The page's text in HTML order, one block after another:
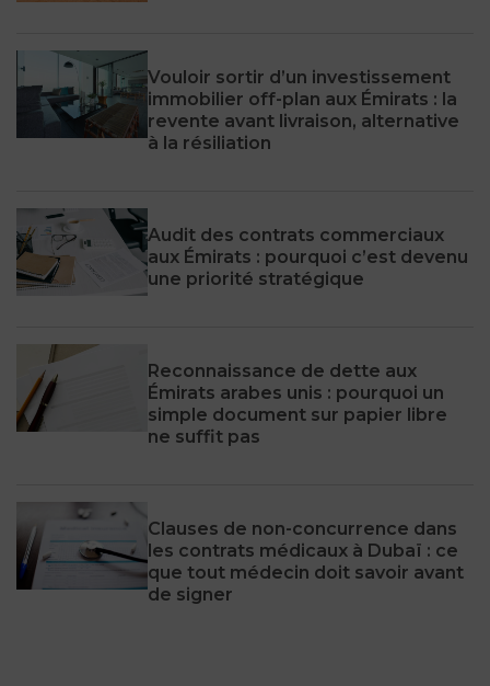
Vouloir sortir d’un investissement
immobilier off-plan aux Émirats : la
revente avant livraison, alternative
à la résiliation
Audit des contrats commerciaux
aux Émirats : pourquoi c’est devenu
une priorité stratégique
Reconnaissance de dette aux
Émirats arabes unis : pourquoi un
simple document sur papier libre
ne suffit pas
Clauses de non-concurrence dans
les contrats médicaux à Dubaï : ce
que tout médecin doit savoir avant
de signer